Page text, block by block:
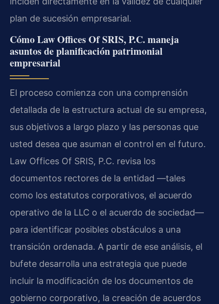
plan de sucesión empresarial.
Cómo Law Offices Of SRIS, P.C. maneja
asuntos de planificación patrimonial
empresarial
El proceso comienza con una comprensión
detallada de la estructura actual de su empresa,
sus objetivos a largo plazo y las personas que
usted desea que asuman el control en el futuro.
Law Offices Of SRIS, P.C. revisa los
documentos rectores de la entidad —tales
como los estatutos corporativos, el acuerdo
operativo de la LLC o el acuerdo de sociedad—
para identificar posibles obstáculos a una
transición ordenada. A partir de ese análisis, el
bufete desarrolla una estrategia que puede
incluir la modificación de los documentos de
gobierno corporativo, la creación de acuerdos